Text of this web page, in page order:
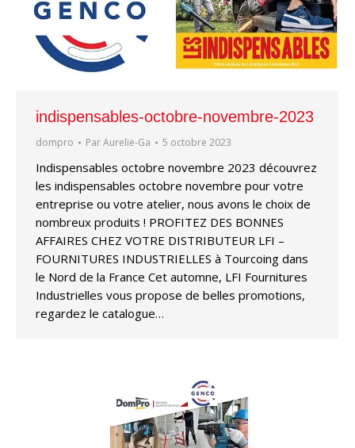
indispensables-octobre-novembre-2023
dompro ParAurelie-Ga 5 octobre 2023
Indispensables octobre novembre 2023 découvrez
les indispensables octobre novembre pour votre
entreprise ou votre atelier, nous avons le choix de
nombreux produits ! PROFITEZ DES BONNES
AFFAIRES CHEZ VOTRE DISTRIBUTEUR LFI –
FOURNITURES INDUSTRIELLES à Tourcoing dans
le Nord de la France Cet automne, LFI Fournitures
Industrielles vous propose de belles promotions,
regardez le catalogue…